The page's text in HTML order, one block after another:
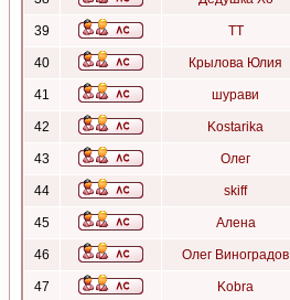
39 ТТ
40 Крылова Юлия
41 шурави
42 Kostarika
43 Олег
44 skiff
45 Алена
46 Олег Виноградов
47 Kobra